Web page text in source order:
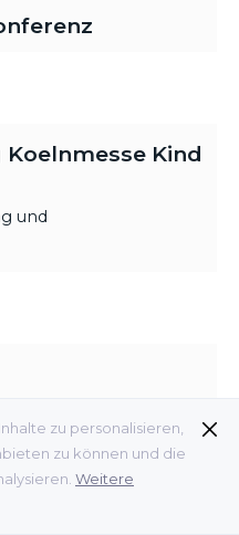
zu personalisieren,
zu können und die
Weitere
Kind
und
(Social Media
Consulting) und
Consulting).